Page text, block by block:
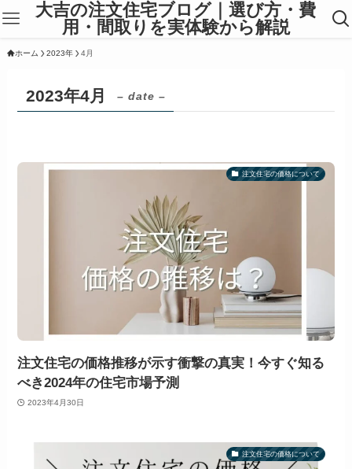
大吉の注文住宅ブログ｜選び方・費
用・間取りを実体験から解説
ホーム 2023年 4月
2023年4月 – date –
注文住宅の価格について
注文住宅の価格推移が示す衝撃の真実！今すぐ知る
べき2024年の住宅市場予測
2023年4月30日
注文住宅の価格について